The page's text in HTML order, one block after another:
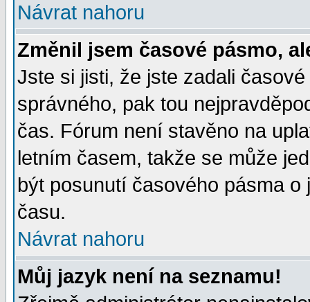
Návrat nahoru
Změnil jsem časové pásmo,
Jste si jisti, že jste zadali
správného, pak tou
čas. Fórum není stavěno na
letním časem, takže se může
být posunutí časového pásma
času.
Návrat nahoru
Můj jazyk není na seznamu!